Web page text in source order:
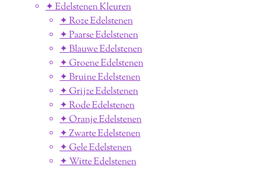
✦ Edelstenen Kleuren
✦ Roze Edelstenen
✦ Paarse Edelstenen
✦ Blauwe Edelstenen
✦ Groene Edelstenen
✦ Bruine Edelstenen
✦ Grijze Edelstenen
✦ Rode Edelstenen
✦ Oranje Edelstenen
✦ Zwarte Edelstenen
✦ Gele Edelstenen
✦ Witte Edelstenen